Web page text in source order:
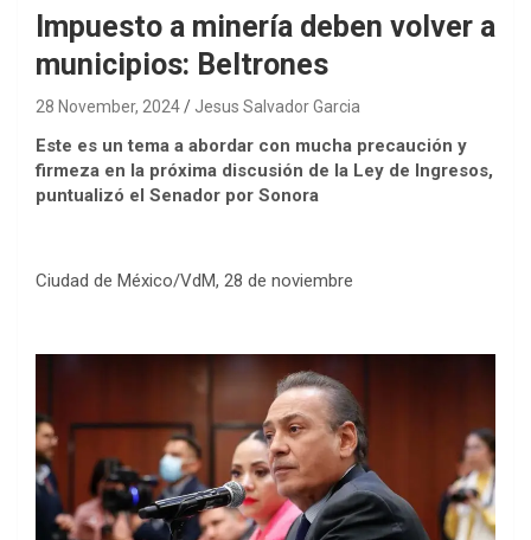
Impuesto a minería deben volver a
municipios: Beltrones
28 November, 2024 Jesus Salvador Garcia
Este es un tema a abordar con mucha precaución y
firmeza en la próxima discusión de la Ley de Ingresos,
puntualizó el Senador por Sonora
Ciudad de México/VdM, 28 de noviembre